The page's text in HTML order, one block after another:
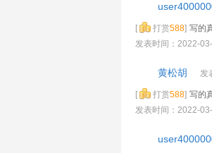
[ 打赏588] 写的
发表时间：2022-
黄松胡 发
[ 打赏588] 写的
发表时间：2022-